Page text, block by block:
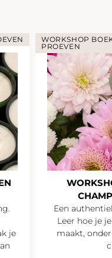
je
WORKSHOP
PROEVEN
Een
Leer hoe je
maakt,